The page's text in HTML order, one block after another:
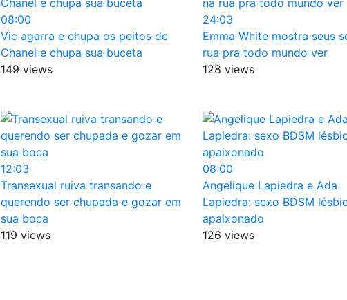
08:00
Vic agarra e chupa os peitos de
Chanel e chupa sua buceta
149 views
24:03
Emma White mostra seus
rua pra todo mundo ver
128 views
12:03
Transexual ruiva transando e
querendo ser chupada e gozar em
sua boca
119 views
08:00
Angelique Lapiedra e Ada
Lapiedra: sexo BDSM
apaixonado
126 views